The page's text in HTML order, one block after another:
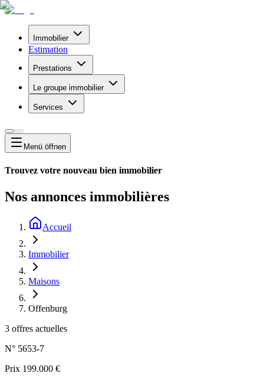
Immobilier
Estimation
Prestations
Le groupe immobilier
Services
Menü öffnen
Trouvez votre nouveau bien immobilier
Nos annonces immobilières
Accueil
Immobilier
Maisons
Offenburg
3 offres actuelles
N° 5653-7
Prix 199.000 €